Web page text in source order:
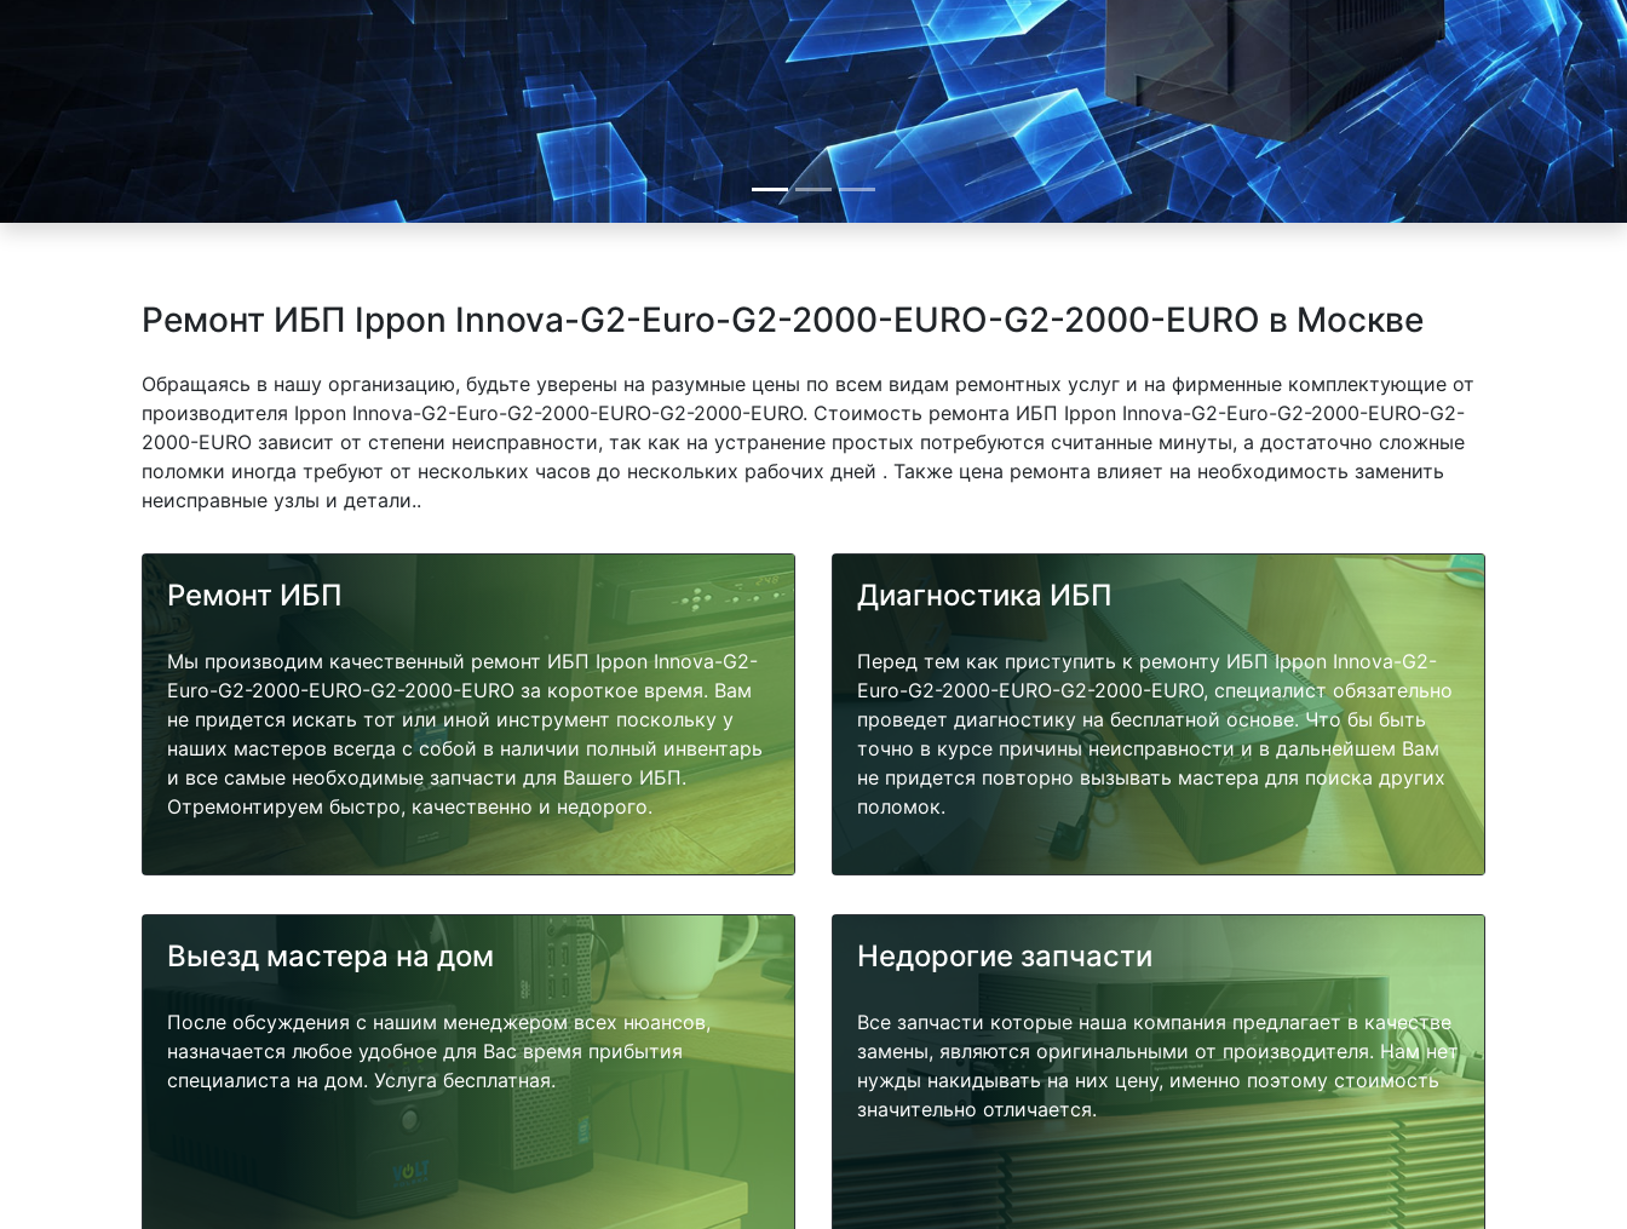
Ремонт ИБП Ippon Innova-G2-Euro-G2-2000-EURO-G2-2000-EURO в Москве
Обращаясь в нашу организацию, будьте уверены на разумные цены по всем видам ремонтных услуг и на фирменные комплектующие от
производителя Ippon Innova-G2-Euro-G2-2000-EURO-G2-2000-EURO. Стоимость ремонта ИБП Ippon Innova-G2-Euro-G2-2000-EURO-G2-
2000-EURO зависит от степени неисправности, так как на устранение простых потребуются считанные минуты, а достаточно сложные
поломки иногда требуют от нескольких часов до нескольких рабочих дней . Также цена ремонта влияет на необходимость заменить
неисправные узлы и детали..
Ремонт ИБП
Мы производим качественный ремонт ИБП Ippon Innova-G2-
Euro-G2-2000-EURO-G2-2000-EURO за короткое время. Вам
не придется искать тот или иной инструмент поскольку у
наших мастеров всегда с собой в наличии полный инвентарь
и все самые необходимые запчасти для Вашего ИБП.
Отремонтируем быстро, качественно и недорого.
Диагностика ИБП
Перед тем как приступить к ремонту ИБП Ippon Innova-G2-
Euro-G2-2000-EURO-G2-2000-EURO, специалист обязательно
проведет диагностику на бесплатной основе. Что бы быть
точно в курсе причины неисправности и в дальнейшем Вам
не придется повторно вызывать мастера для поиска других
поломок.
Выезд мастера на дом
После обсуждения с нашим менеджером всех нюансов,
назначается любое удобное для Вас время прибытия
специалиста на дом. Услуга бесплатная.
Недорогие запчасти
Все запчасти которые наша компания предлагает в качестве
замены, являются оригинальными от производителя. Нам нет
нужды накидывать на них цену, именно поэтому стоимость
значительно отличается.